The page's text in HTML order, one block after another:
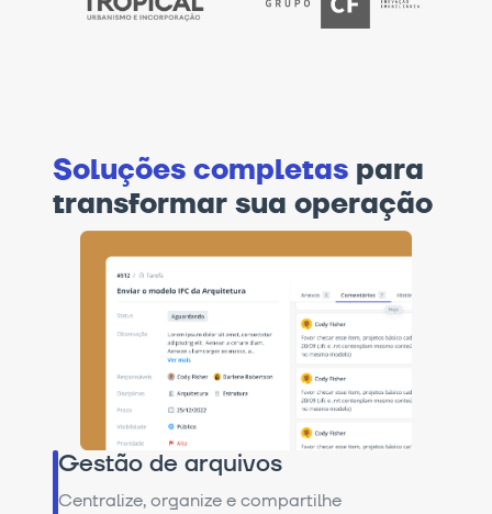
Soluções completas para
transformar sua operação
Gestão de arquivos
Centralize, organize e compartilhe